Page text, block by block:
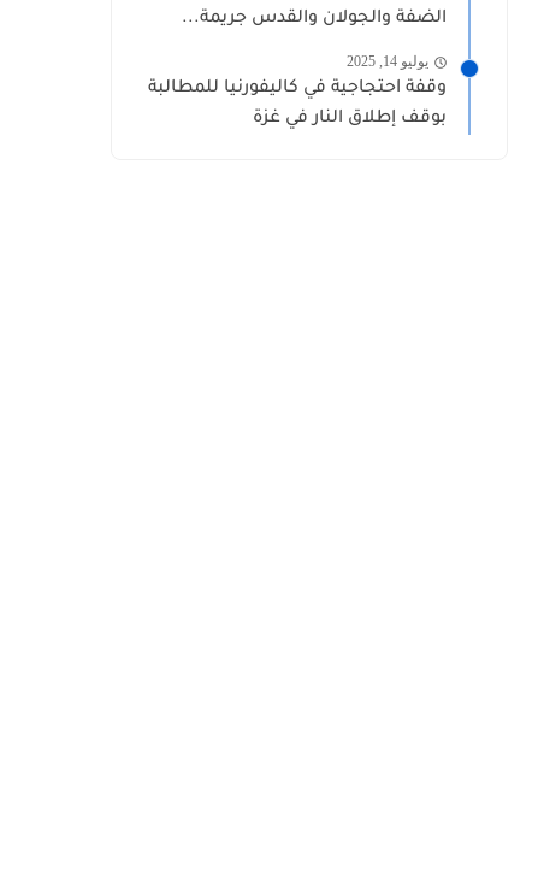
الضفة والجولان والقدس جريمة...
يوليو 14, 2025
وقفة احتجاجية في كاليفورنيا للمطالبة
بوقف إطلاق النار في غزة